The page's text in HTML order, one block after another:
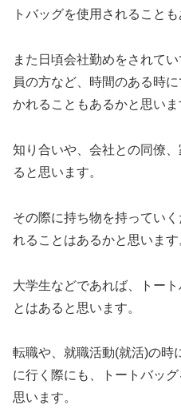
トバッグを使用されることも
また日頃会社勤めをされて
員の方など、時間のある時
かれることもあるかと思いま
知り合いや、会社との同僚
ると思います。
その際に持ち物を持ってい
れることはあるかと思います
大学生などであれば、トー
とはあると思います。
転職や、就職活動(就活)の時
に行く際にも、トートバッ
思います。